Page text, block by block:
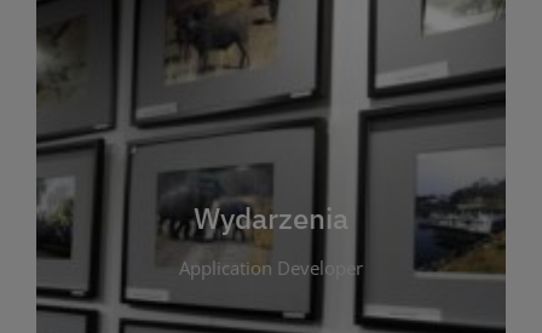
Wydarzenia
Application Developer
Wydarzenia
W tej zakładce publikujemy informacje o
wszystkich wydarzeniach organizowanych przez
bibliotekę. Znajdziesz tu zapowiedzi spotkań
autorskich, warsztatów, prelekcji i zajęć
tematycznych dla różnych grup wiekowych. Każde
wydarzenie ma na celu promowanie kultury
czytelniczej oraz integrację społeczności lokalnej.
Dzięki kalendarzowi wydarzeń możesz łatwo